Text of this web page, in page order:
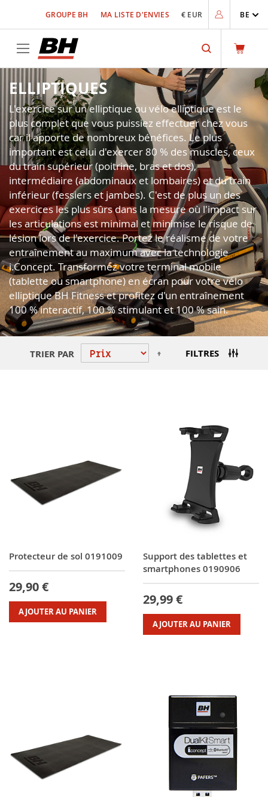
contenu
GROUPE BH MA LISTE D'ENVIES € EUR BE
Rechercher
ELLIPTIQUES
L'exercice sur un elliptique ou vélo elliptique est le
plus complet que vous puissiez effectuer chez vous
car il apporte de nombreux bénéfices. Le plus
important est celui d'exercer 80 % des muscles, ceux
du train supérieur (poitrine, bras et dos),
intermédiaire (abdominaux et lombaires) et du train
inférieur (fessiers et jambes). C'est de plus un des
exercices les plus sûrs dans la mesure où l'impact sur
les articulations est minimal et minimise le risque de
lésion lors de l'exercice. Portez le réalisme de votre
entraînement au maximum avec la technologie
i.Concept. Transformez votre terminal mobile
(tablette ou smartphone) en écran pour votre vélo
elliptique BH Fitness et profitez d'un entraînement
100 % interactif, 100 % stimulant et 100 % sain.
TRIER PAR FILTRES
Protecteur de sol 0191009
29,90 €
AJOUTER AU PANIER
Support des tablettes et
smartphones 0190906
29,99 €
AJOUTER AU PANIER